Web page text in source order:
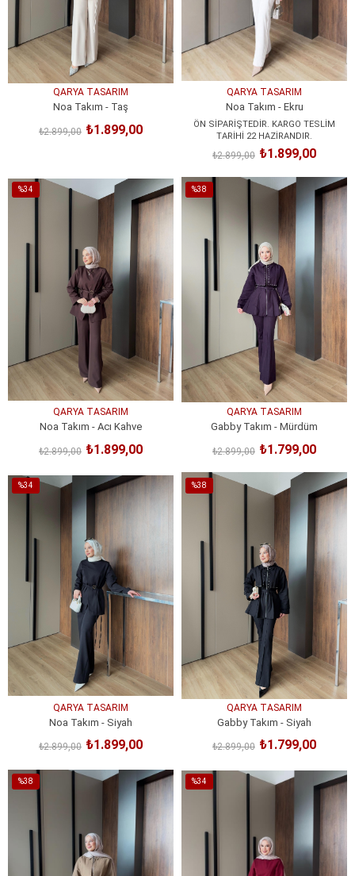
QARYA TASARIM
Noa Takım - Taş
₺1.899,00
₺2.899,00
QARYA TASARIM
Noa Takım - Ekru
ÖN SİPARİŞTEDİR. KARGO TESLİM
TARİHİ 22 HAZİRANDIR.
₺1.899,00
₺2.899,00
%34
QARYA TASARIM
Noa Takım - Acı Kahve
₺1.899,00
₺2.899,00
%38
%38İndirim
QARYA TASARIM
Gabby Takım - Mürdüm
₺1.799,00
₺2.899,00
SEPETE EKLE
%34
QARYA TASARIM
Noa Takım - Siyah
₺1.899,00
₺2.899,00
%38
QARYA TASARIM
Gabby Takım - Siyah
₺1.799,00
₺2.899,00
%38
%34